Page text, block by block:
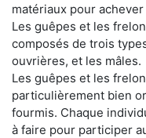
matériaux pour
Les guêpes et les
composés de trois
ouvrières, et les mâles.
Les guêpes et les
particulièrement bien
fourmis. Chaque
à faire pour participer